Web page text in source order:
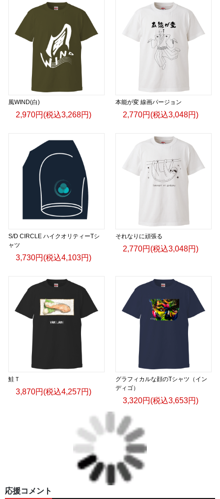
風WIND(白)
2,970円(税込3,268円)
本能が変 線画パージョン
2,770円(税込3,048円)
S/D CIRCLE ハイクオリティーTシ
ャツ
3,730円(税込4,103円)
それなりに頑張る
2,770円(税込3,048円)
鮭Ｔ
3,870円(税込4,257円)
グラフィカルな顔のTシャツ（イン
ディゴ）
3,320円(税込3,653円)
応援コメント